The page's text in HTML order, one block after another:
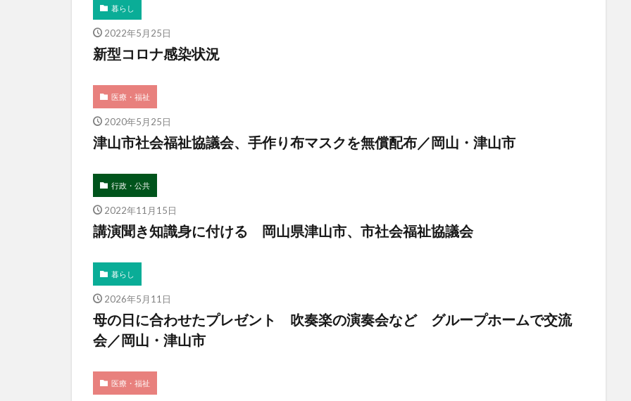
暮らし
2022年5月25日
新型コロナ感染状況
医療・福祉
2020年5月25日
津山市社会福祉協議会、手作り布マスクを無償配布／岡山・津山市
行政・公共
2022年11月15日
講演聞き知識身に付ける 岡山県津山市、市社会福祉協議会
暮らし
2026年5月11日
母の日に合わせたプレゼント 吹奏楽の演奏会など グループホームで交流
会／岡山・津山市
医療・福祉